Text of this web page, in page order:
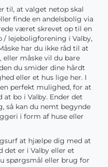
til, at valget netop skal
finde en andelsbolig via
været skrevet op til en
/ lejeboligforening i Valby,
har du ikke råd til at
eller måske vil du bare
du smider dine hårdt
eller et hus lige her. I
perfekt mulighed, for at
bo i Valby. Ender det
så kan du nemt begynde
i form af huse eller
at hjælpe dig med at
det er i Valby eller et
spørgsmål eller brug for